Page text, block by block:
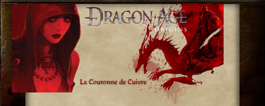
Aller
vers
le
contenu